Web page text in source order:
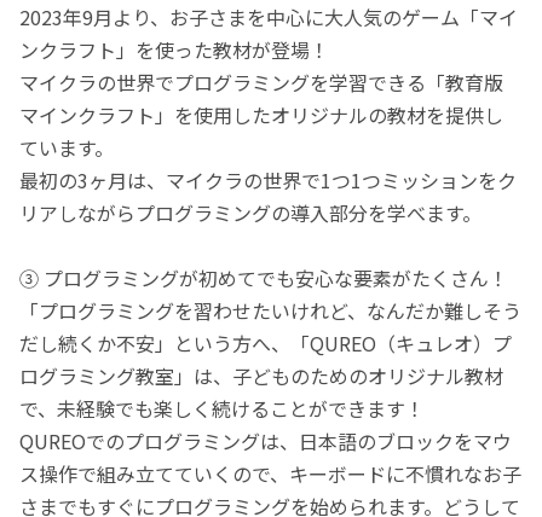
2023年9月より、お子さまを中心に大人気のゲーム「マイ
ンクラフト」を使った教材が登場！
マイクラの世界でプログラミングを学習できる「教育版
マインクラフト」を使用したオリジナルの教材を提供し
ています。
最初の3ヶ月は、マイクラの世界で1つ1つミッションをク
リアしながらプログラミングの導入部分を学べます。
③ プログラミングが初めてでも安心な要素がたくさん！
「プログラミングを習わせたいけれど、なんだか難しそう
だし続くか不安」という方へ、「QUREO（キュレオ）プ
ログラミング教室」は、子どものためのオリジナル教材
で、未経験でも楽しく続けることができます！
QUREOでのプログラミングは、日本語のブロックをマウ
ス操作で組み立てていくので、キーボードに不慣れなお子
さまでもすぐにプログラミングを始められます。どうして